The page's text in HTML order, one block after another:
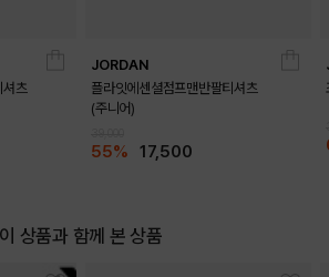
DETAILS
츠
JORDAN
플라잇에센셜점프맨반팔티셔츠
(주니어)
55% 17,500
이 상품과 함께 본 상품